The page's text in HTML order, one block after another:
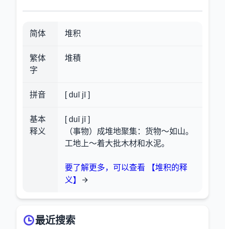
简体 堆积
繁体
字
堆積
拼音 [ duī jī ]
基本
释义
[ duī jī ]
（事物）成堆地聚集：货物～如山。
工地上～着大批木材和水泥。
要了解更多，可以查看 【堆积的释
义】
最近搜索